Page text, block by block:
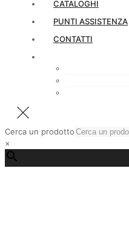
CATALOGHI
PUNTI ASSISTENZA
CONTATTI
Cerca un prodotto
×